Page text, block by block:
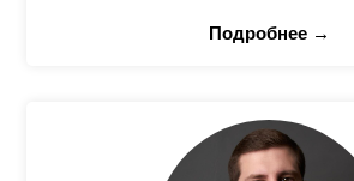
Подробнее →